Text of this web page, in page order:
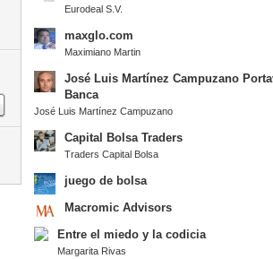
Eurodeal S.V.
maxglo.com
Maximiano Martin
José Luis Martínez Campuzano
Banca
José Luis Martínez Campuzano
Capital Bolsa Traders
Traders Capital Bolsa
juego de bolsa
Macromic Advisors
Entre el miedo y la codicia
Margarita Rivas